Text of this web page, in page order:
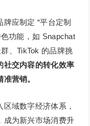
应制定 “平台定制
功能，如 Snapchat
、TikTok 的品牌挑
社交内容的转化效率
营销。
域数字经济体系，
成为新兴市场消费升